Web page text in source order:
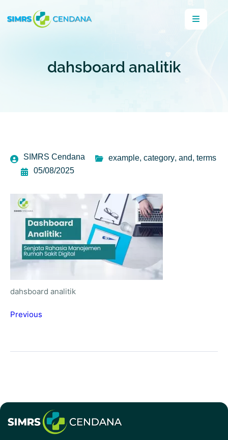
dahsboard analitik
SIMRS Cendana example, category, and, terms
05/08/2025
dahsboard analitik
Previous